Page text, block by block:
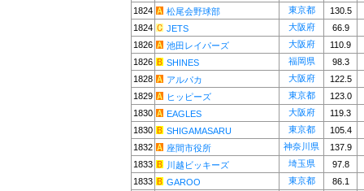
1824
松尾会野球部 東京都
130.5
1824
JETS 大阪府
66.9
1826
池田レイパーズ 大阪府
110.9
1826
SHINES 福岡県
98.3
1828
アルパカ 大阪府
122.5
1829
ヒッピーズ 東京都
123.0
1830
EAGLES 大阪府
119.3
1830
SHIGAMASARU 東京都
105.4
1832
座間市役所 神奈川県
137.9
1833
川越ビッキーズ 埼玉県
97.8
1833
GAROO 東京都
86.1